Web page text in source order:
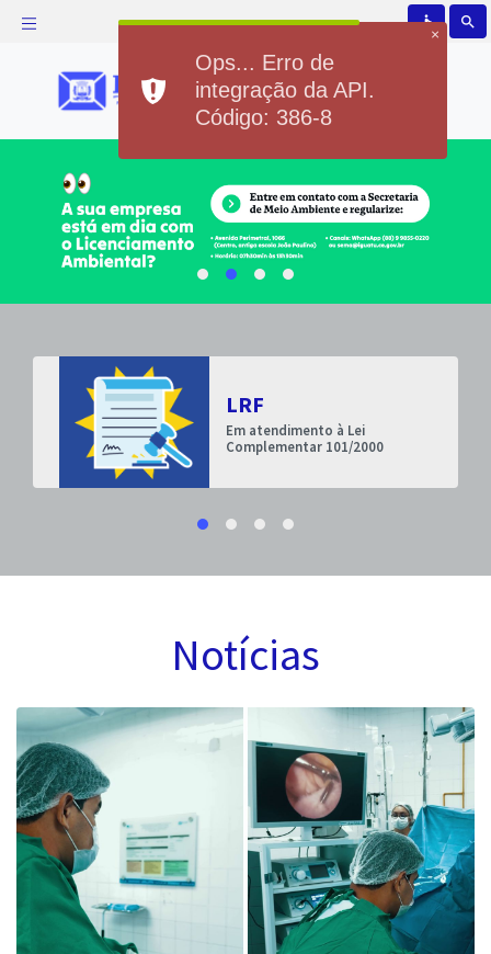
accessible search
LRF
Em atendimento à Lei
Complementar 101/2000
Notícias
×
Ops... Erro de
integração da API.
Código: 386-8